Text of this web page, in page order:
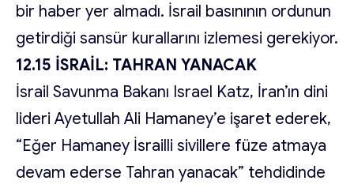
bir haber yer almadı. İsrail basınının ordunun
getirdiği sansür kurallarını izlemesi gerekiyor.
12.15 İSRAİL: TAHRAN YANACAK
İsrail Savunma Bakanı Israel Katz, İran’ın dini
lideri Ayetullah Ali Hamaney’e işaret ederek,
“Eğer Hamaney İsrailli sivillere füze atmaya
devam ederse Tahran yanacak” tehdidinde